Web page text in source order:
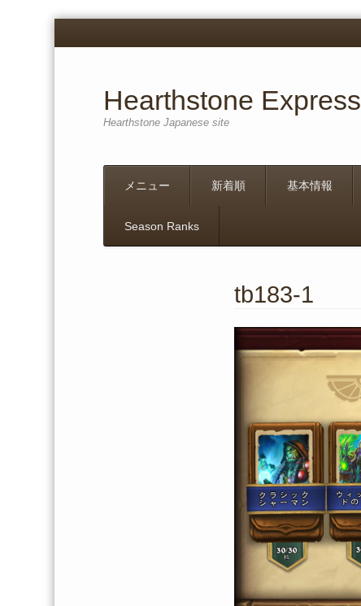
Hearthstone Express
Hearthstone Japanese site
メニュー 新着順 基本情報
Season Ranks
tb183-1